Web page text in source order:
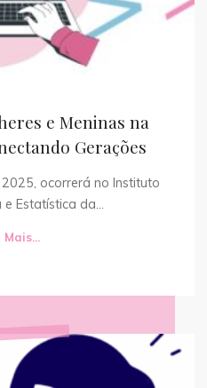
e Meninas na
Gerações
ocorrerá no Instituto
Estatística da...
Mais...